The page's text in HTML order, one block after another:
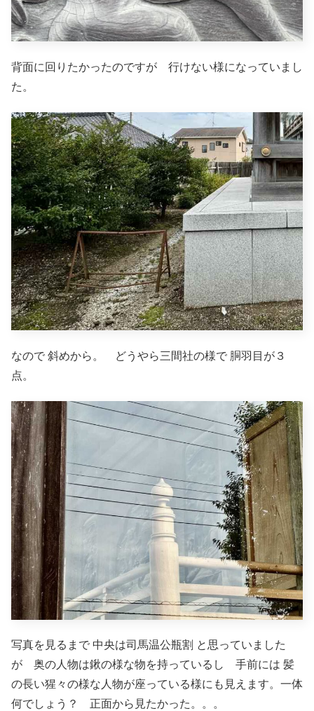
背面に回りたかったのですが 行けない様になっていまし
た。
なので 斜めから。 どうやら三間社の様で 胴羽目が３
点。
写真を見るまで 中央は司馬温公瓶割 と思っていました
が 奥の人物は鍬の様な物を持っているし 手前には 髪
の長い猩々の様な人物が座っている様にも見えます。一体
何でしょう？ 正面から見たかった。。。